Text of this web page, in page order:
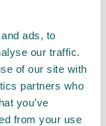
ads, to
our traffic.
of our site with
partners who
you’ve
from your use